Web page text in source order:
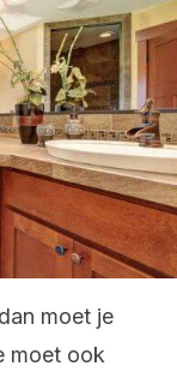
moet je
moet ook